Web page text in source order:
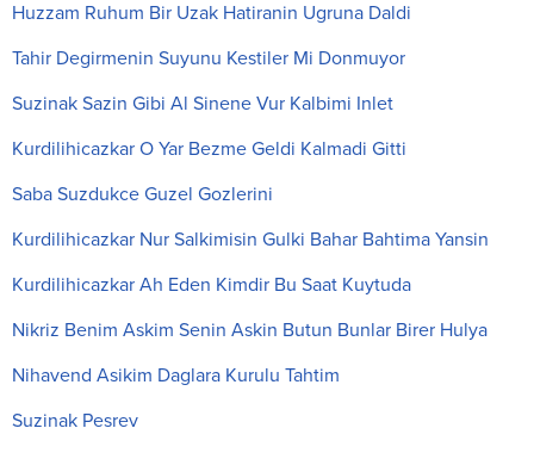
Huzzam Ruhum Bir Uzak Hatiranin Ugruna Daldi
Tahir Degirmenin Suyunu Kestiler Mi Donmuyor
Suzinak Sazin Gibi Al Sinene Vur Kalbimi Inlet
Kurdilihicazkar O Yar Bezme Geldi Kalmadi Gitti
Saba Suzdukce Guzel Gozlerini
Kurdilihicazkar Nur Salkimisin Gulki Bahar Bahtima Yansin
Kurdilihicazkar Ah Eden Kimdir Bu Saat Kuytuda
Nikriz Benim Askim Senin Askin Butun Bunlar Birer Hulya
Nihavend Asikim Daglara Kurulu Tahtim
Suzinak Pesrev